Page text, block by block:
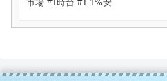
市場 #1時台 #1.1%安